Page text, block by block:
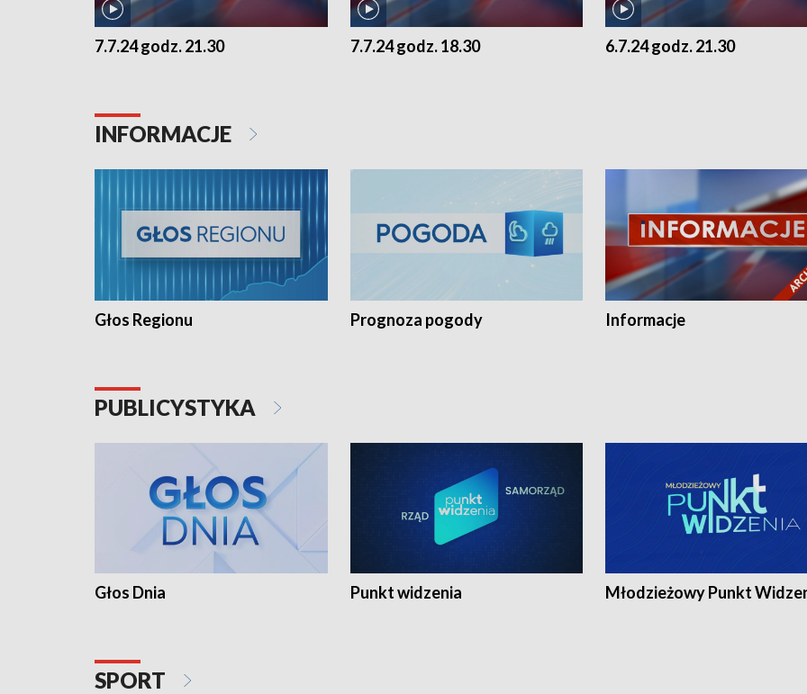
7.7.24 godz. 21.30 7.7.24 godz. 18.30 6.7.24 godz. 21.30
INFORMACJE
Głos Regionu Prognoza pogody Informacje
PUBLICYSTYKA
Głos Dnia Punkt widzenia Młodzieżowy Punkt
SPORT